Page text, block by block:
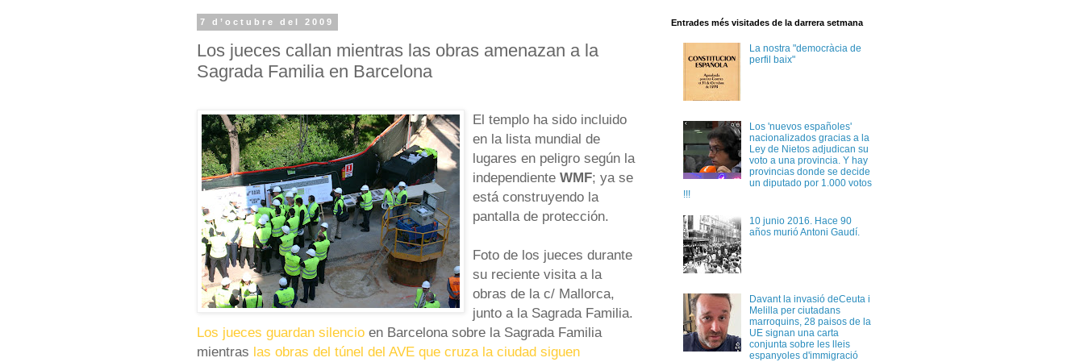
7 d’octubre del 2009
Los jueces callan mientras las obras amenazan a la
Sagrada Familia en Barcelona
El templo ha sido incluido
en la lista mundial de
lugares en peligro según la
independiente WMF; ya se
está construyendo la
pantalla de protección.
Foto de los jueces durante
su reciente visita a la
obras de la c/ Mallorca,
junto a la Sagrada Familia.
Los jueces guardan silencio en Barcelona sobre la Sagrada Familia
mientras las obras del túnel del AVE que cruza la ciudad siguen
Entrades més visitades de la darrera setmana
La nostra "democràcia de
perfil baix"
Los 'nuevos españoles'
nacionalizados gracias a la
Ley de Nietos adjudican su
voto a una provincia. Y hay
provincias donde se decide
un diputado por 1.000 votos
!!!
10 junio 2016. Hace 90
años murió Antoni Gaudí.
Davant la invasió deCeuta i
Melilla per ciutadans
marroquins, 28 paisos de la
UE signan una carta
conjunta sobre les lleis
espanyoles d'immigració